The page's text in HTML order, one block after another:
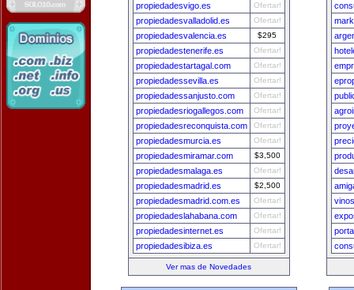
propiedadesvigo.es Ofertar!
propiedadesvalladolid.es Ofertar!
propiedadesvalencia.es $295
propiedadestenerife.es Ofertar!
propiedadestartagal.com Ofertar!
propiedadessevilla.es Ofertar!
propiedadessanjusto.com Ofertar!
propiedadesriogallegos.com Ofertar!
propiedadesreconquista.com Ofertar!
propiedadesmurcia.es Ofertar!
propiedadesmiramar.com $3,500
propiedadesmalaga.es Ofertar!
propiedadesmadrid.es $2,500
propiedadesmadrid.com.es Ofertar!
propiedadeslahabana.com Ofertar!
propiedadesinternet.es Ofertar!
propiedadesibiza.es Ofertar!
Ver mas de Novedades